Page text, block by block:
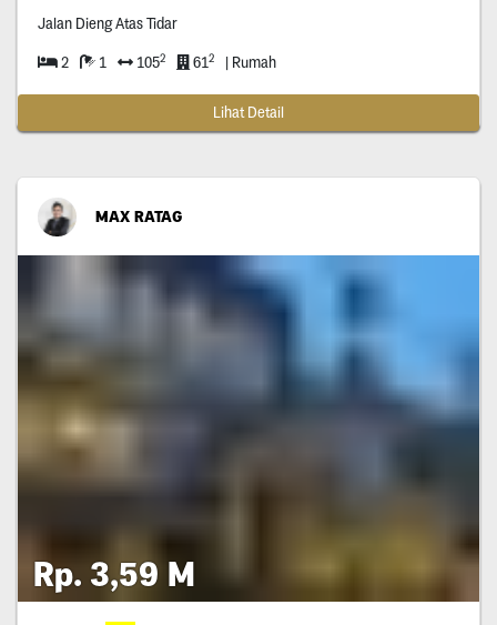
Jalan Dieng Atas Tidar
2 1 1052 612 | Rumah
Lihat Detail
MAX RATAG
Rp. 3,59 M